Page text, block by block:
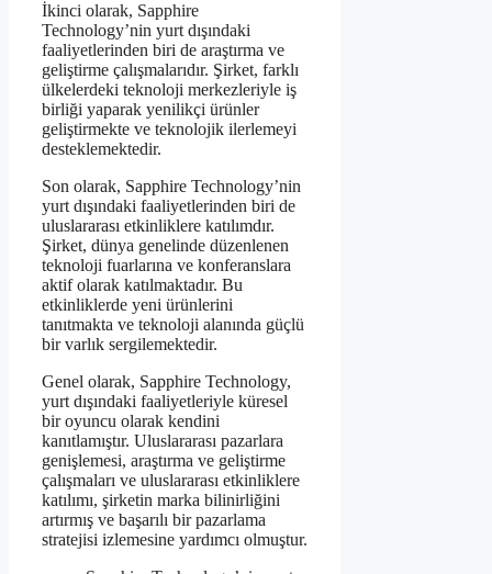
İkinci olarak, Sapphire
Technology’nin yurt dışındaki
faaliyetlerinden biri de araştırma ve
geliştirme çalışmalarıdır. Şirket, farklı
ülkelerdeki teknoloji merkezleriyle iş
birliği yaparak yenilikçi ürünler
geliştirmekte ve teknolojik ilerlemeyi
desteklemektedir.
Son olarak, Sapphire Technology’nin
yurt dışındaki faaliyetlerinden biri de
uluslararası etkinliklere katılımdır.
Şirket, dünya genelinde düzenlenen
teknoloji fuarlarına ve konferanslara
aktif olarak katılmaktadır. Bu
etkinliklerde yeni ürünlerini
tanıtmakta ve teknoloji alanında güçlü
bir varlık sergilemektedir.
Genel olarak, Sapphire Technology,
yurt dışındaki faaliyetleriyle küresel
bir oyuncu olarak kendini
kanıtlamıştır. Uluslararası pazarlara
genişlemesi, araştırma ve geliştirme
çalışmaları ve uluslararası etkinliklere
katılımı, şirketin marka bilinirliğini
artırmış ve başarılı bir pazarlama
stratejisi izlemesine yardımcı olmuştur.